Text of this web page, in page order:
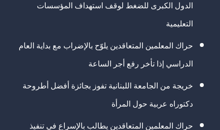
الدول الكبرى للضغط لوقف استهداف المؤسسات
التعليمية
حراك المعلمين المتعاقدين يلوّح بالإضراب مع بداية العام
الدراسي إذا تأخر رفع أجر الساعة
خريجة من الجامعة اللبنانية تفوز بجائزة أفضل أطروحة
دكتوراه عربية حول المرأة
حراك المعلمين المتعاقدين يطالب بالإسراع في تنفيذ